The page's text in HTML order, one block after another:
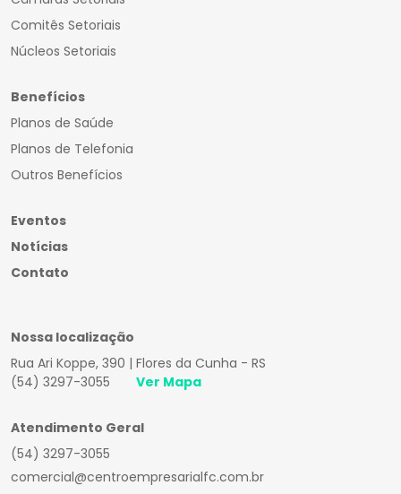
Comitês Setoriais
Núcleos Setoriais
Benefícios
Planos de Saúde
Planos de Telefonia
Outros Benefícios
Eventos
Notícias
Contato
Nossa localização
Rua Ari Koppe, 390 | Flores da Cunha - RS
(54) 3297-3055
Ver Mapa
Atendimento Geral
(54) 3297-3055
comercial@centroempresarialfc.com.br